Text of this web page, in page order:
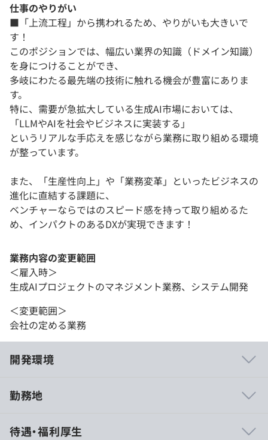
仕事のやりがい
■「上流工程」から携われるため、やりがいも大きいで
す！
このポジションでは、幅広い業界の知識（ドメイン知識）
を身につけることができ、
多岐にわたる最先端の技術に触れる機会が豊富にありま
す。
特に、需要が急拡大している生成AI市場においては、
「LLMやAIを社会やビジネスに実装する」
というリアルな手応えを感じながら業務に取り組める環境
が整っています。
また、「生産性向上」や「業務変革」といったビジネスの
進化に直結する課題に、
ベンチャーならではのスピード感を持って取り組めるた
め、インパクトのあるDXが実現できます！
業務内容の変更範囲
＜雇入時＞
生成AIプロジェクトのマネジメント業務、システム開発
＜変更範囲＞
会社の定める業務
開発環境
は、
勤務地
待遇・福利厚生